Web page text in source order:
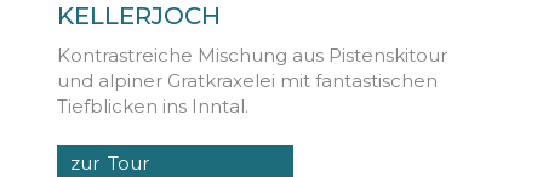
KELLERJOCH
Kontrastreiche Mischung aus Pistenskitour
und alpiner Gratkraxelei mit fantastischen
Tiefblicken ins Inntal.
zur Tour